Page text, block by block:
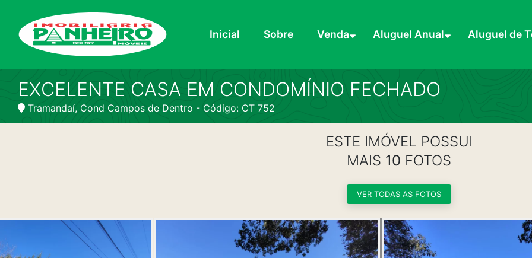
Inicial Sobre Venda Aluguel Anual Aluguel de
EXCELENTE CASA EM CONDOMÍNIO FECHADO
Tramandaí, Cond Campos de Dentro - Código: CT 752
ESTE IMÓVEL POSSUI
MAIS 10 FOTOS
VER TODAS AS FOTOS